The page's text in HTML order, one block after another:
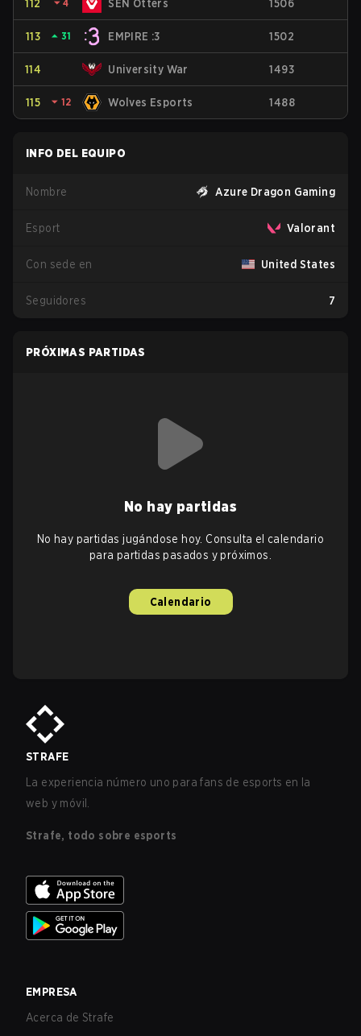
112 ⏷ 4 SEN Otters 1506
113 ⏶ 31 EMPIRE :3 1502
114 University War 1493
115 ⏷ 12 Wolves Esports 1488
INFO DEL EQUIPO
Nombre Azure Dragon Gaming
Esport Valorant
Con sede en United States
Seguidores 7
PRÓXIMAS PARTIDAS
No hay partidas
No hay partidas jugándose hoy. Consulta el calendario
para partidas pasados y próximos.
Calendario
STRAFE
La experiencia número uno para fans de esports en la
web y móvil.
Strafe, todo sobre esports
EMPRESA
Acerca de Strafe